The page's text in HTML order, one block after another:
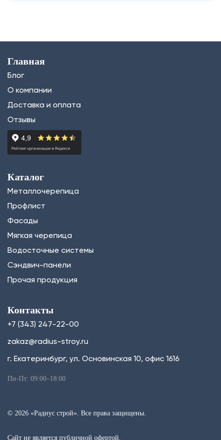
Главная
Блог
О компании
Доставка и оплата
Отзывы
Каталог
Металлочерепица
Профлист
Фасады
Мягкая черепица
Водосточные системы
Сэндвич-панели
Прочая продукция
Контакты
+7 (343) 247-22-00
zakaz@radius-stroy.ru
г. Екатеринбург, ул. Основинская 10, офис 1616
Пн-Пт: 09:00–18:00
© 2026 «Радиус строй». Все права защищены.
Сайт не является публичной офертой.